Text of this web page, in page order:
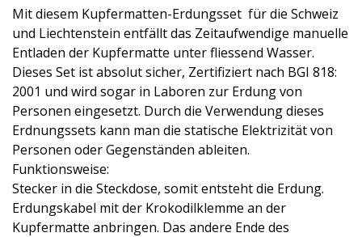
Mit diesem Kupfermatten-Erdungsset für die Schweiz
und Liechtenstein entfällt das Zeitaufwendige manuelle
Entladen der Kupfermatte unter fliessend Wasser.
Dieses Set ist absolut sicher, Zertifiziert nach BGI 818:
2001 und wird sogar in Laboren zur Erdung von
Personen eingesetzt. Durch die Verwendung dieses
Erdnungssets kann man die statische Elektrizität von
Personen oder Gegenständen ableiten.
Funktionsweise:
Stecker in die Steckdose, somit entsteht die Erdung.
Erdungskabel mit der Krokodilklemme an der
Kupfermatte anbringen. Das andere Ende des